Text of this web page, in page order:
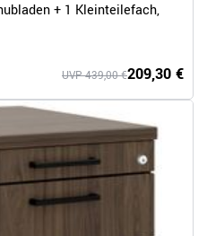
+ 1 Kleinteilefach,
209,30 €
UVP 439,00 €